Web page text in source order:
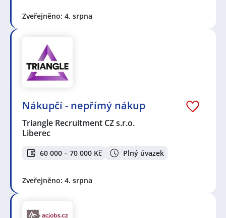
Zveřejněno: 4. srpna
Nákupčí - nepřímý nákup
Triangle Recruitment CZ s.r.o.
Liberec
60 000 – 70 000 Kč Plný úvazek
Zveřejněno: 4. srpna